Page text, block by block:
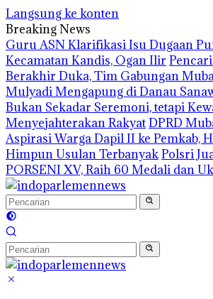
Langsung ke konten
Breaking News
Guru ASN Klarifikasi Isu Dugaan
Kecamatan Kandis, Ogan Ilir
Berakhir Duka, Tim Gabungan
Mulyadi Mengapung di Danau
Bukan Sekadar Seremoni, tetapi
Menyejahterakan RakyatDPRD
Aspirasi Warga Dapil II ke Pemkab,
Himpun Usulan TerbanyakPolsri
PORSENI XV, Raih 60 Medali dan